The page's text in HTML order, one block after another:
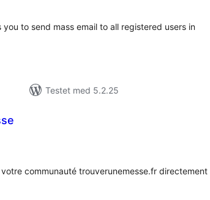
you to send mass email to all registered users in
Testet med 5.2.25
communauté trouverunemesse.fr directement